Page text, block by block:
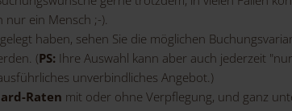
ein Mensch ;-).
haben, sehen Sie die möglichen
(PS: Ihre Auswahl kann aber auch jederzeit
unverbindliches Angebot.)
Raten mit oder ohne Verpflegung, und ganz